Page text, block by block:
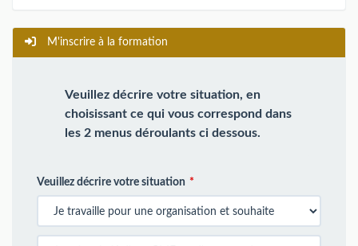
M'inscrire à la formation
Veuillez décrire votre situation, en
choisissant ce qui vous correspond dans
les 2 menus déroulants ci dessous.
Veuillez décrire votre situation